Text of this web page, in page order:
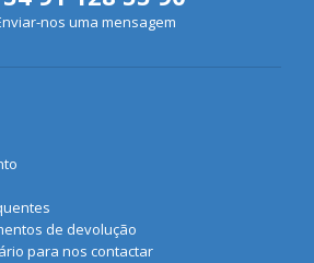
de devolução
para nos contactar
nos uma mensagem